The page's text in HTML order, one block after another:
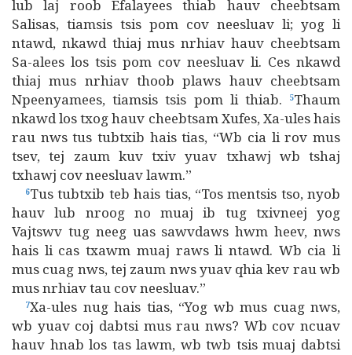
lub laj roob Efalayees thiab hauv cheebtsam
Salisas, tiamsis tsis pom cov neesluav li; yog li
ntawd, nkawd thiaj mus nrhiav hauv cheebtsam
Sa-alees los tsis pom cov neesluav li. Ces nkawd
thiaj mus nrhiav thoob plaws hauv cheebtsam
Npeenyamees, tiamsis tsis pom li thiab.
5Thaum
nkawd los txog hauv cheebtsam Xufes, Xa-ules hais
rau nws tus tubtxib hais tias, “Wb cia li rov mus
tsev, tej zaum kuv txiv yuav txhawj wb tshaj
txhawj cov neesluav lawm.”
6Tus tubtxib teb hais tias, “Tos mentsis tso, nyob
hauv lub nroog no muaj ib tug txivneej yog
Vajtswv tug neeg uas sawvdaws hwm heev, nws
hais li cas txawm muaj raws li ntawd. Wb cia li
mus cuag nws, tej zaum nws yuav qhia kev rau wb
mus nrhiav tau cov neesluav.”
7Xa-ules nug hais tias, “Yog wb mus cuag nws,
wb yuav coj dabtsi mus rau nws? Wb cov ncuav
hauv hnab los tas lawm, wb twb tsis muaj dabtsi